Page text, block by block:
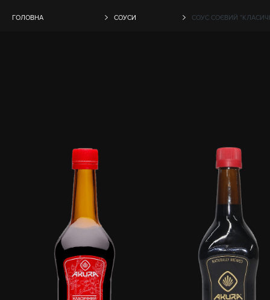
ГОЛОВНА СОУСИ СОУС СОЄВИЙ